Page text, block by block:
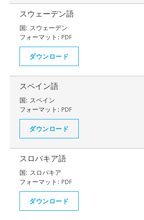
スウェーデン語
国: スウェーデン
フォーマット: PDF
ダウンロード
スペイン語
国: スペイン
フォーマット: PDF
ダウンロード
スロバキア語
国: スロバキア
フォーマット: PDF
ダウンロード